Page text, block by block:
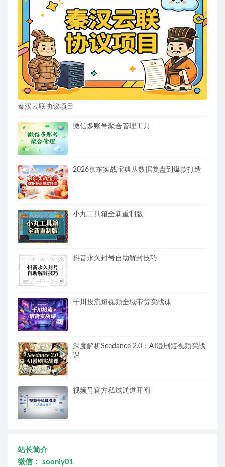
秦汉云联协议项目
微信多账号聚合管理工具
2026京东实战宝典从数据复盘到爆款打造
小丸工具箱全新重制版
抖音永久封号自助解封技巧
千川投流短视频全域带货实战课
深度解析Seedance 2.0：AI漫剧短视频实战
课
视频号官方私域通道开闸
站长简介
微信： soonly01